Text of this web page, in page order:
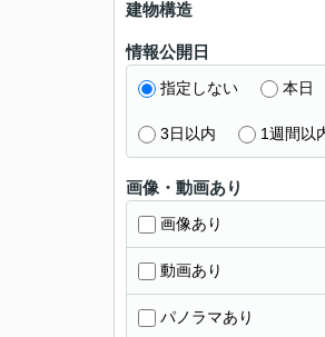
建物構造
情報公開日
指定しない 本日
3日以内 1週間以
画像・動画あり
画像あり
動画あり
パノラマあり